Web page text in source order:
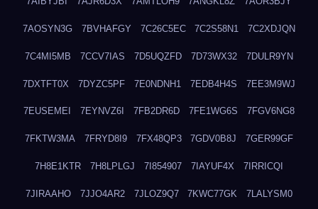
7AOSYN3G 7BVHAFGY 7C26C5EC 7C2S58N1 7C2XDJQN
7C4MI5MB 7CCV7IAS 7D5UQZFD 7D73WX32 7DULR9YN
7DXTFT0X 7DYZC5PF 7E0NDNH1 7EDB4H4S 7EE3M9WJ
7EUSEMEI 7EYNVZ6I 7FB2DR6D 7FE1WG6S 7FGV6NG8
7FKTW3MA 7FRYD8I9 7FX48QP3 7GDV0B8J 7GER99GF
7H8E1KTR 7H8LPLGJ 7I854907 7IAYUF4X 7IRRICQI
7JIRAAHO 7JJO4AR2 7JLOZ9Q7 7KWC77GK 7LALYSM0